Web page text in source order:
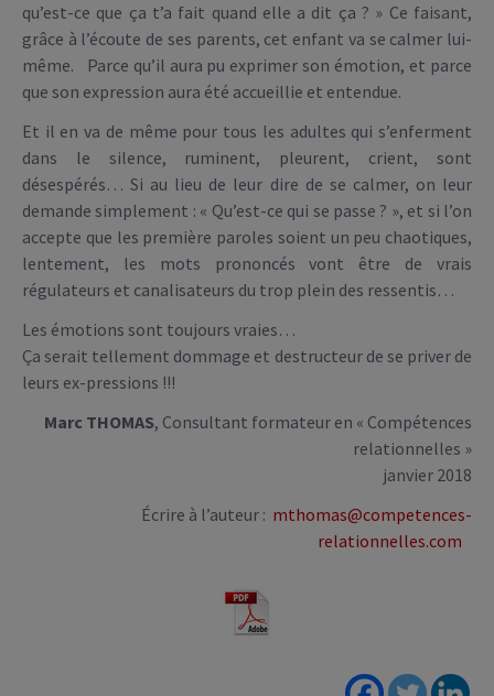
qu’est-ce que ça t’a fait quand elle a dit ça ? » Ce faisant,
grâce à l’écoute de ses parents, cet enfant va se calmer lui-
même. Parce qu’il aura pu exprimer son émotion, et parce
que son expression aura été accueillie et entendue.
Et il en va de même pour tous les adultes qui s’enferment
dans le silence, ruminent, pleurent, crient, sont
désespérés… Si au lieu de leur dire de se calmer, on leur
demande simplement : « Qu’est-ce qui se passe ? », et si l’on
accepte que les première paroles soient un peu chaotiques,
lentement, les mots prononcés vont être de vrais
régulateurs et canalisateurs du trop plein des ressentis…
Les émotions sont toujours vraies…
Ça serait tellement dommage et destructeur de se priver de
leurs ex-pressions !!!
Marc THOMAS, Consultant formateur en « Compétences
relationnelles »
janvier 2018
Écrire à l’auteur : mthomas@competences-
relationnelles.com